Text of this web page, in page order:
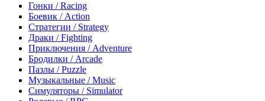
Гонки / Racing
Боевик / Action
Стратегии / Strategy
Драки / Fighting
Приключения / Adventure
Бродилки / Arcade
Пазлы / Puzzle
Музыкальные / Music
Симуляторы / Simulator